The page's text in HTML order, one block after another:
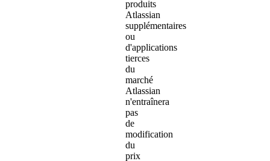
produits
Atlassian
supplémentaires
ou
d'applications
tierces
du
marché
Atlassian
n'entraînera
pas
de
modification
du
prix